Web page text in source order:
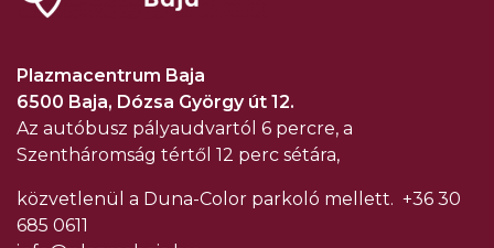
Plazmacentrum Baja
6500 Baja, Dózsa György út 12.
Az autóbusz pályaudvartól 6 percre, a
Szentháromság tértől 12 perc sétára,
közvetlenül a Duna-Color parkoló mellett. +36 30
685 0611